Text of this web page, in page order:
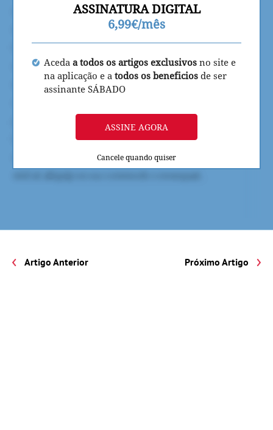
ASSINATURA DIGITAL
6,99€/mês
Aceda a todos os artigos exclusivos no site e
na aplicação e a todos os beneficios de ser
assinante SÁBADO
ASSINE AGORA
Cancele quando quiser
Artigo Anterior Próximo Artigo